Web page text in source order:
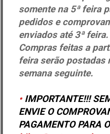
somente na 5ª feira
pedidos e
enviados até 3ª feira.
Compras feitas a
feira serão postadas
semana seguinte.
• IMPORTANTE!!!
ENVIE O
PAGAMENTO PARA